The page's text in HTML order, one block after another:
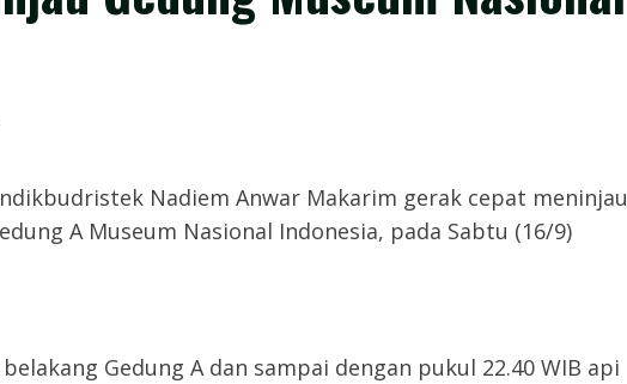
Nadiem Anwar Makarim gerak cepat meninjau
A Museum Nasional Indonesia, pada Sabtu (16/9)
Gedung A dan sampai dengan pukul 22.40 WIB api